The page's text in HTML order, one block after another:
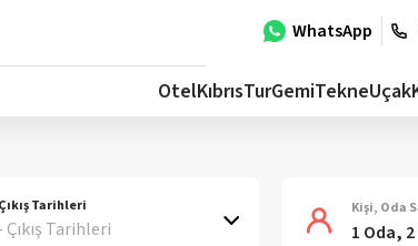
WhatsApp
OtelKıbrısTurGemiTekneUçak
Tarihleri
Çıkış Tarihleri
Kişi, Oda
1 Oda,